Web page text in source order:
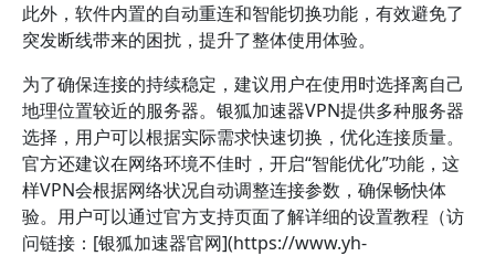
此外，软件内置的自动重连和智能切换功能，有效避免了
突发断线带来的困扰，提升了整体使用体验。
为了确保连接的持续稳定，建议用户在使用时选择离自己
地理位置较近的服务器。银狐加速器VPN提供多种服务器
选择，用户可以根据实际需求快速切换，优化连接质量。
官方还建议在网络环境不佳时，开启“智能优化”功能，这
样VPN会根据网络状况自动调整连接参数，确保畅快体
验。用户可以通过官方支持页面了解详细的设置教程（访
问链接：[银狐加速器官网](https://www.yh-